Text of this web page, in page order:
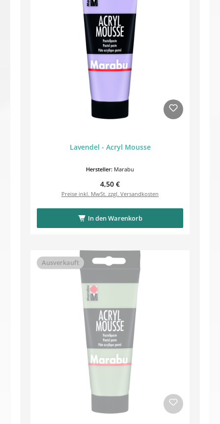
Lavendel - Acryl Mousse
Hersteller: Marabu
Regulärer Preis:
4,50 €
Preise inkl. MwSt. zzgl. Versandkosten
In den Warenkorb
Ausverkauft